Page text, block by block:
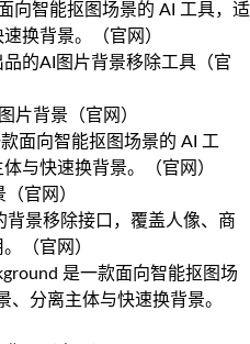
向智能抠图场景的 AI 工具，适
换背景。（官网 ）
的AI图片背景移除工具（官
片背景（官网 ）
面向智能抠图场景的 AI 工
与快速换背景。（官网 ）
（官网 ）
景移除接口，覆盖人像、商
（官网 ）
是一款面向智能抠图场
、分离主体与快速换背景。